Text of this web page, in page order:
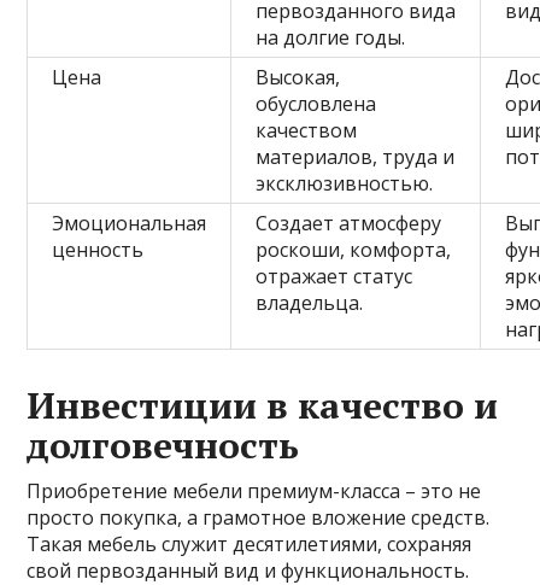
первозданного вида
на долгие годы.
Цена
Высокая,
обусловлена
качеством
материалов, труда и
эксклюзивностью.
Эмоциональная
ценность
Создает атмосферу
роскоши, комфорта,
отражает статус
владельца.
Инвестиции в качество и
долговечность
Приобретение мебели премиум-класса – это не
просто покупка, а грамотное вложение средств.
Такая мебель служит десятилетиями, сохраняя
свой первозданный вид и функциональность.